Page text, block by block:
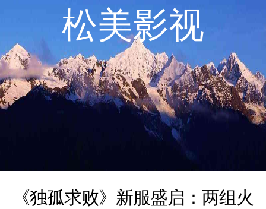
松美影视
《独孤求败》新服盛启：两组火